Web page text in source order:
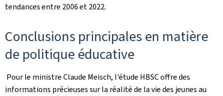
tendances entre 2006 et 2022.
Conclusions principales en matière
de politique éducative
Pour le ministre Claude Meisch, l'étude HBSC offre des
informations précieuses sur la réalité de la vie des jeunes au